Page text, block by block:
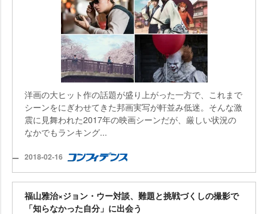
洋画の大ヒット作の話題が盛り上がった一方で、これまで
シーンをにぎわせてきた邦画実写が軒並み低迷。そんな激
震に見舞われた2017年の映画シーンだが、厳しい状況の
なかでもランキング...
2018-02-16
福山雅治×ジョン・ウー対談、難題と挑戦づくしの撮影で
「知らなかった自分」に出会う